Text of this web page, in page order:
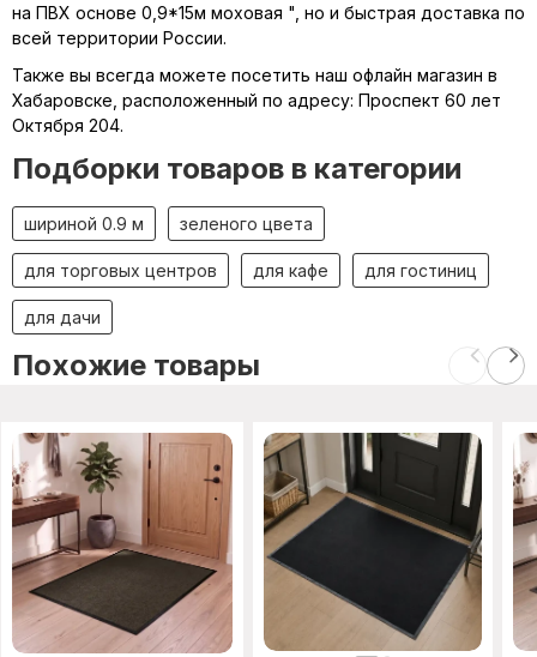
на ПВХ основе 0,9*15м моховая ", но и быстрая доставка по
всей территории России.
Также вы всегда можете посетить наш офлайн магазин в
Хабаровске, расположенный по адресу: Проспект 60 лет
Октября 204.
Подборки товаров в категории
шириной 0.9 м зеленого цвета
для торговых центров для кафе для гостиниц
для дачи
Похожие товары